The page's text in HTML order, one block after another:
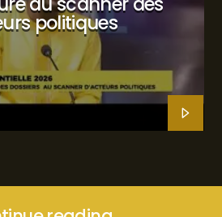
politiques